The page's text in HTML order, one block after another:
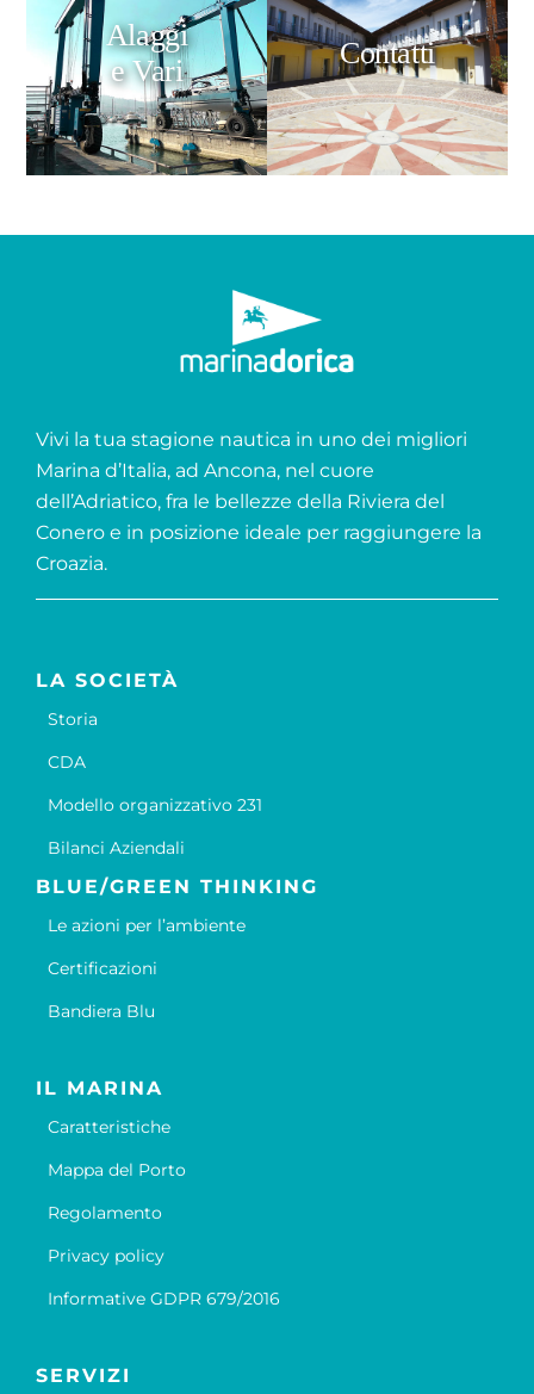
Alaggi
e Vari
Contatti
Vivi la tua stagione nautica in uno dei migliori
Marina d’Italia, ad Ancona, nel cuore
dell’Adriatico, fra le bellezze della Riviera del
Conero e in posizione ideale per raggiungere la
Croazia.
LA SOCIETÀ
Storia
CDA
Modello organizzativo 231
Bilanci Aziendali
BLUE/GREEN THINKING
Le azioni per l’ambiente
Certificazioni
Bandiera Blu
IL MARINA
Caratteristiche
Mappa del Porto
Regolamento
Privacy policy
Informative GDPR 679/2016
SERVIZI